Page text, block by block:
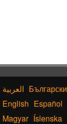
Български
English Español
Magyar Íslenska